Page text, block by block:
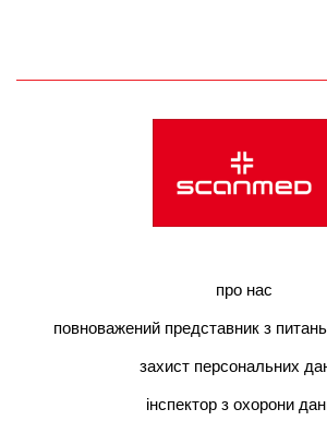
про нас
повноважений представник з
захист персональних
інспектор з охорони